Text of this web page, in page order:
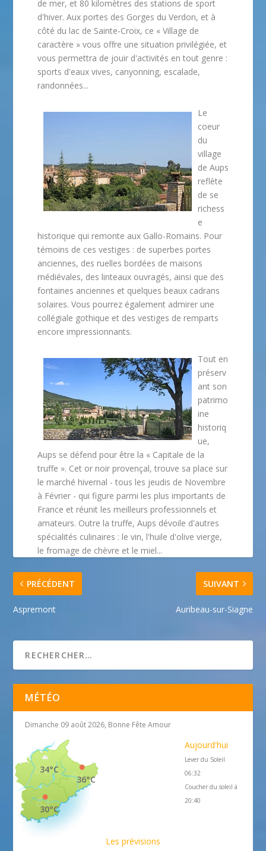
de mer, et 80 kilomètres des stations de sport
d'hiver. Aux portes des Gorges du Verdon, et à
côté du lac de Sainte-Croix, ce « Village de
caractère » vous offre une situation privilégiée, et
vous permettra de jouir d'activités en tout genre :
sports d'eaux vives, canyonning, escalade,
randonnées...
Le
coeur
du
village
de Aups
reflète
de se
richess
e
historique qui remonte aux Gallo-Romains. Pour
témoins de ces vestiges : de superbes portes
anciennes, des ruelles bordées de maisons
médiévales, des linteaux ouvragés, ainsi que des
fontaines anciennes et quelques beaux cadrans
solaires. Vous pourrez également admirer une
collégiale gothique et des vestiges de remparts
encore impressionnants.
Tout en
préserv
ant son
patrimo
ine
historiq
ue,
Aups se défend pour être la « Capitale de la
truffe ». Cet or noir provençal, trouve sa place sur
le marché hivernal - tous les jeudis de Novembre
à Février - qui figure parmi les plus importants de
France et réunit les meilleurs professionnels et
amateurs. Outre la truffe, Aups dévoile d'autres
spécialités culinaires : le vin, l'huile d'olive vierge,
le fromage de chèvre et le miel...
PRÉCÉDENT
Aspremont
SUIVANT
Auribeau-sur-Siagne
MÉTÉO
Dimanche 09 août 2026, Bonne Fête Amour
36°C
34°C
30°C
Aujourd'hui
Lever du Soleil
06:32
Coucher du soleil à
20:40
Les prévisions